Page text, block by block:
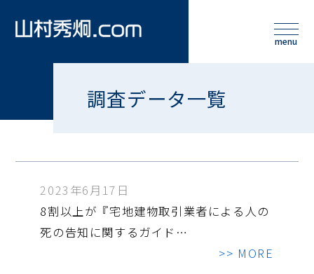
調査データ一覧
2023年6月17日
8割以上が『宅地建物取引業者による人の
死の告知に関するガイド…
>> MORE